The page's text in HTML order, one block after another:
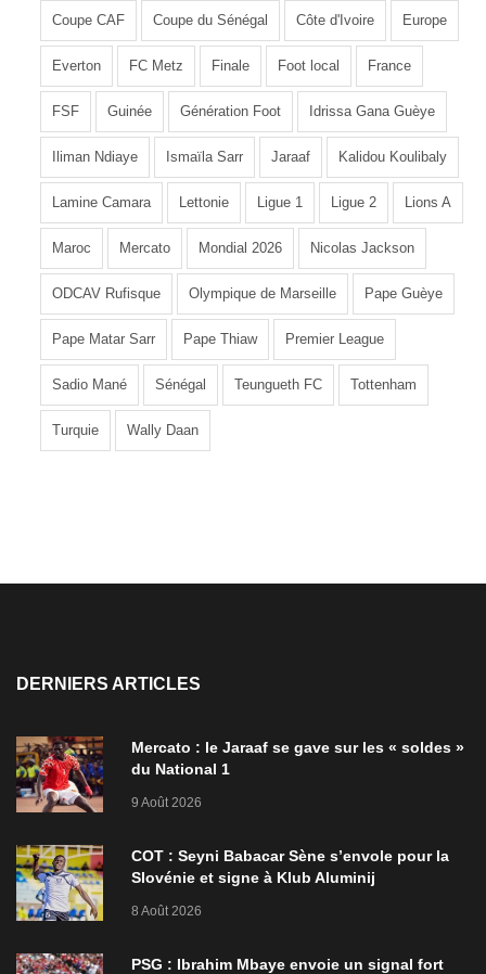
Coupe CAF Coupe du Sénégal Côte d'Ivoire Europe
Everton FC Metz Finale Foot local France
FSF Guinée Génération Foot Idrissa Gana Guèye
Iliman Ndiaye Ismaïla Sarr Jaraaf Kalidou Koulibaly
Lamine Camara Lettonie Ligue 1 Ligue 2 Lions A
Maroc Mercato Mondial 2026 Nicolas Jackson
ODCAV Rufisque Olympique de Marseille Pape Guèye
Pape Matar Sarr Pape Thiaw Premier League
Sadio Mané Sénégal Teungueth FC Tottenham
Turquie Wally Daan
DERNIERS ARTICLES
Mercato : le Jaraaf se gave sur les « soldes »
du National 1
9 Août 2026
COT : Seyni Babacar Sène s’envole pour la
Slovénie et signe à Klub Aluminij
8 Août 2026
PSG : Ibrahim Mbaye envoie un signal fort